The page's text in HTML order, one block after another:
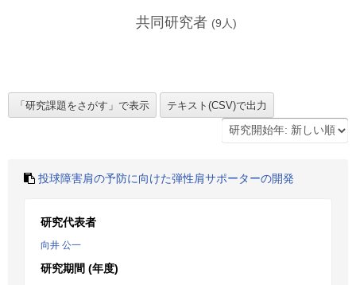
共同研究者 (9 人)
投球障害肩の予防に向けた弾性肩サポーターの開発
研究代表者
向井 公一
研究期間 (年度)